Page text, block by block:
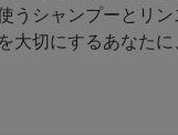
うシャンプーとリ
大切にするあなた